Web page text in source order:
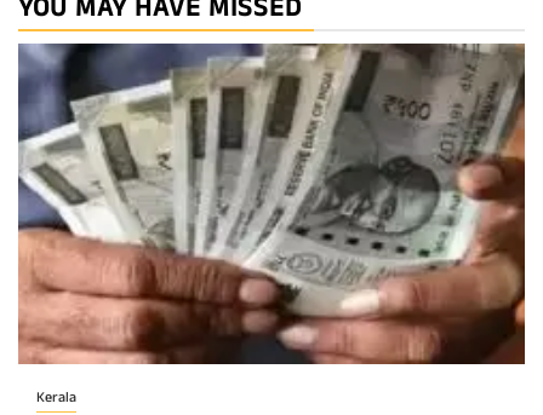
YOU MAY HAVE MISSED
Kerala